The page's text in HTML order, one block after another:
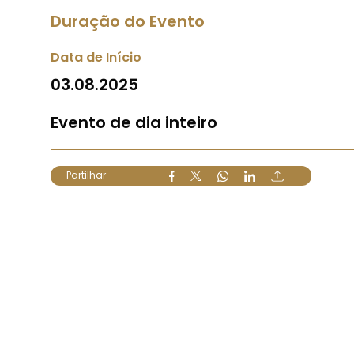
Duração do Evento
Data de Início
03.08.2025
Evento de dia inteiro
Partilhar